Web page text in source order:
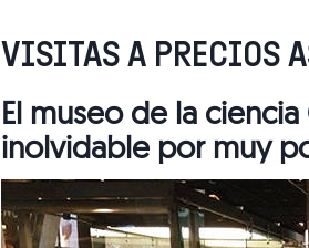
VISITAS A PRECIOS
El museo de la
inolvidable por muy